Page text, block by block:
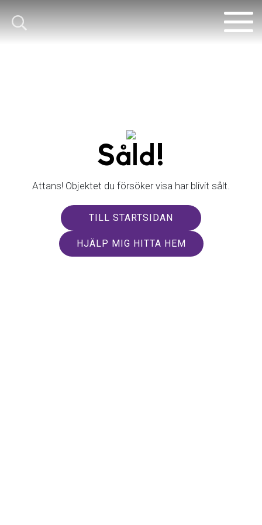
Såld!
Attans! Objektet du försöker visa har blivit sålt.
TILL STARTSIDAN
HJÄLP MIG HITTA HEM